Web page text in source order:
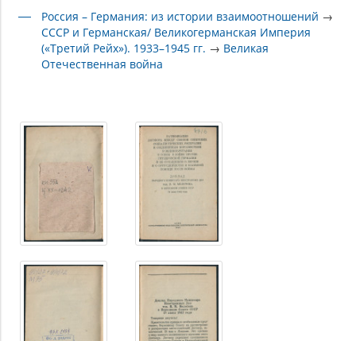
Россия – Германия: из истории взаимоотношений →
СССР и Германская/ Великогерманская Империя
(«Третий Рейх»). 1933–1945 гг. → Великая
Отечественная война